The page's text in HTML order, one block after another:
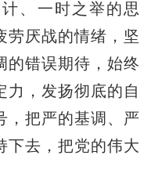
、一时之举的思
劳厌战的情绪，坚
的错误期待，始终
力，发扬彻底的自
，把严的基调、严
下去，把党的伟大